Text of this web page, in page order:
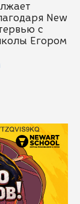
New
с
Егором